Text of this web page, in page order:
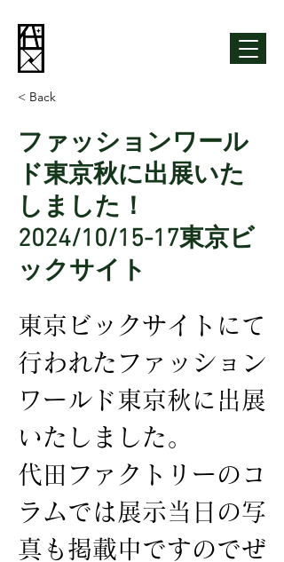
< Back
ファッションワール
ド東京秋に出展いた
しました！
2024/10/15-17東京ビ
ックサイト
東京ビックサイトにて
行われたファッション
ワールド東京秋に出展
いたしました。
代田ファクトリーのコ
ラムでは展示当日の写
真も掲載中ですのでぜ